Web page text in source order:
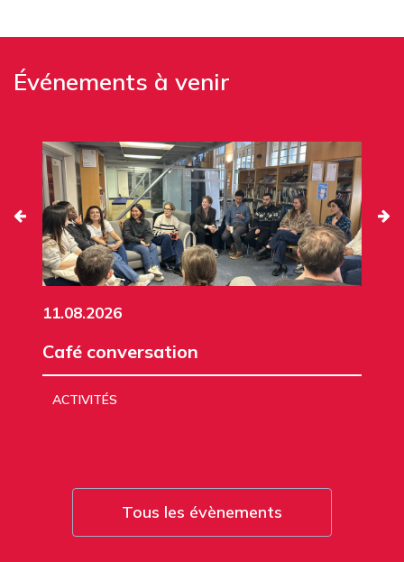
Événements à venir
11.08.2026
Café conversation
ACTIVITÉS
Tous les évènements